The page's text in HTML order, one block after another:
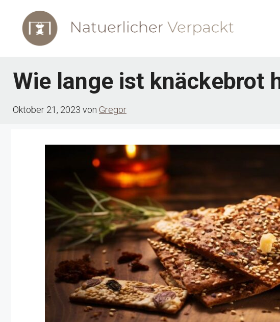
springen
Wie lange ist knäckebrot
Oktober 21, 2023 von Gregor